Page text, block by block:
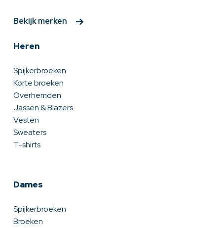
Bekijk merken
Heren
Spijkerbroeken
Korte broeken
Overhemden
Jassen & Blazers
Vesten
Sweaters
T-shirts
Dames
Spijkerbroeken
Broeken